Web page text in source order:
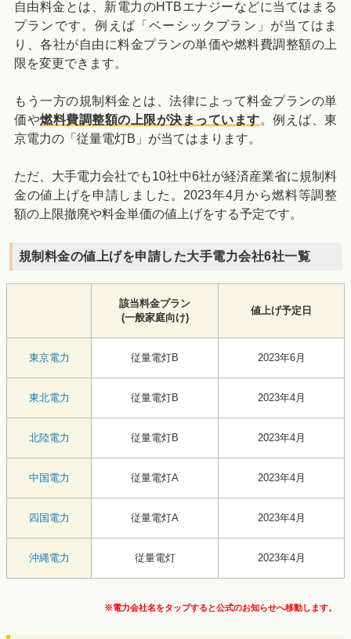
自由料金とは、新電力のHTBエナジーなどに当てはまる
プランです。例えば「ベーシックプラン」が当てはま
り、各社が自由に料金プランの単価や燃料費調整額の上
限を変更できます。
もう一方の規制料金とは、法律によって料金プランの単
価や燃料費調整額の上限が決まっています。例えば、東
京電力の「従量電灯B」が当てはまります。
ただ、大手電力会社でも10社中6社が経済産業省に規制料
金の値上げを申請しました。2023年4月から燃料等調整
額の上限撤廃や料金単価の値上げをする予定です。
規制料金の値上げを申請した大手電力会社6社一覧
該当料金プラン
(一般家庭向け)
値上げ予定日
東京電力 従量電灯B 2023年6月
東北電力 従量電灯B 2023年4月
北陸電力 従量電灯B 2023年4月
中国電力 従量電灯A 2023年4月
四国電力 従量電灯A 2023年4月
沖縄電力 従量電灯 2023年4月
※電力会社名をタップすると公式のお知らせへ移動します。